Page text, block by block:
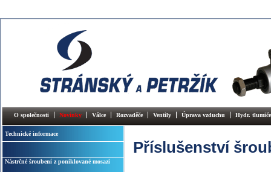
O společnosti Novinky Válce Rozvaděče Ventily Úprava vzduchu Hydr.
Technické informace
Nástrčné šroubení z poniklované mosazi
Příslušenství